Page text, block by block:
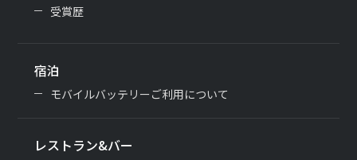
受賞歴
宿泊
モバイルバッテリーご利用について
レストラン&バー